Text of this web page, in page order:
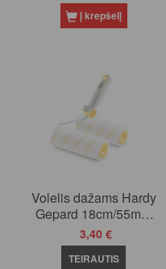
Į krepšelį
Volelis dažams Hardy
Gepard 18cm/55mm
(0110-155518)
3,40 €
TEIRAUTIS